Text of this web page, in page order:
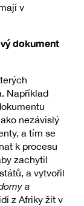
v
dokument
Například
nezávislý
a tím se
k procesu
zachytil
a vytvořil
a
z Afriky žít v